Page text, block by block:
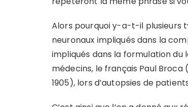
Alors pourquoi y-a-t-il plusieurs
neuronaux impliqués dans la
impliqués dans la formulation du
médecins, le français Paul
1905), lors d’autopsies de